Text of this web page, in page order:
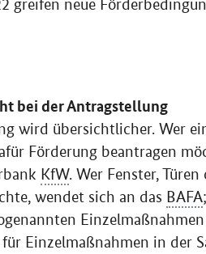
greifen neue
bei der Antragstellung
wird übersichtlicher. Wer
Förderung beantragen
KfW. Wer Fenster,
wendet sich an das BAFA
Einzelmaßnahmen in der